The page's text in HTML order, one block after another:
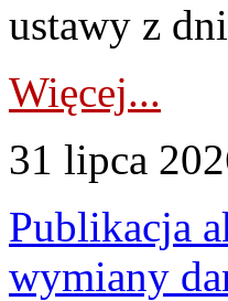
ustawy z
Więcej...
31 lipca
Publikacja
wymiany